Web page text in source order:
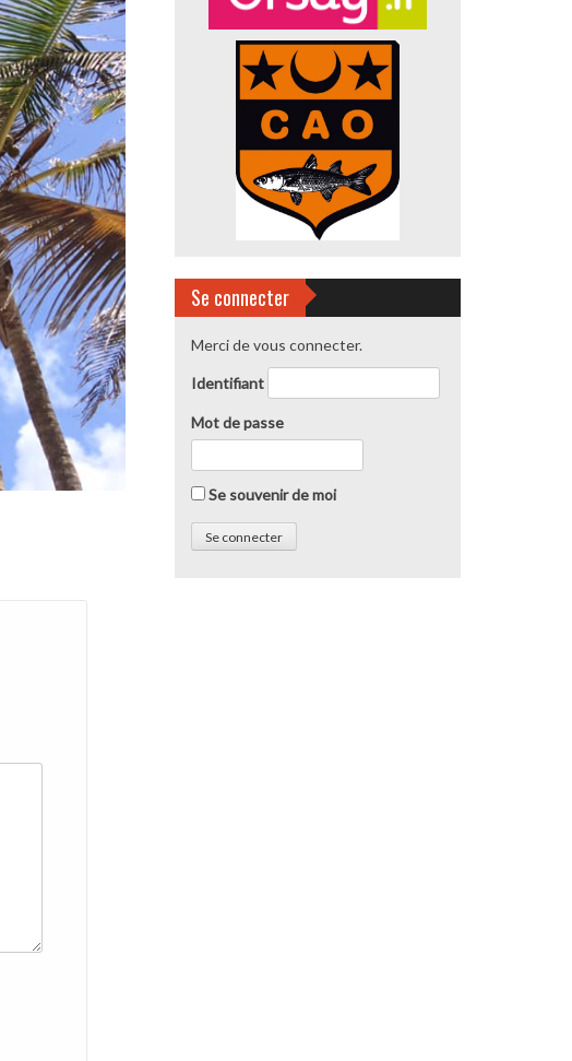
Se connecter
Merci de vous connecter.
Identifiant
Mot de passe
Se souvenir de moi